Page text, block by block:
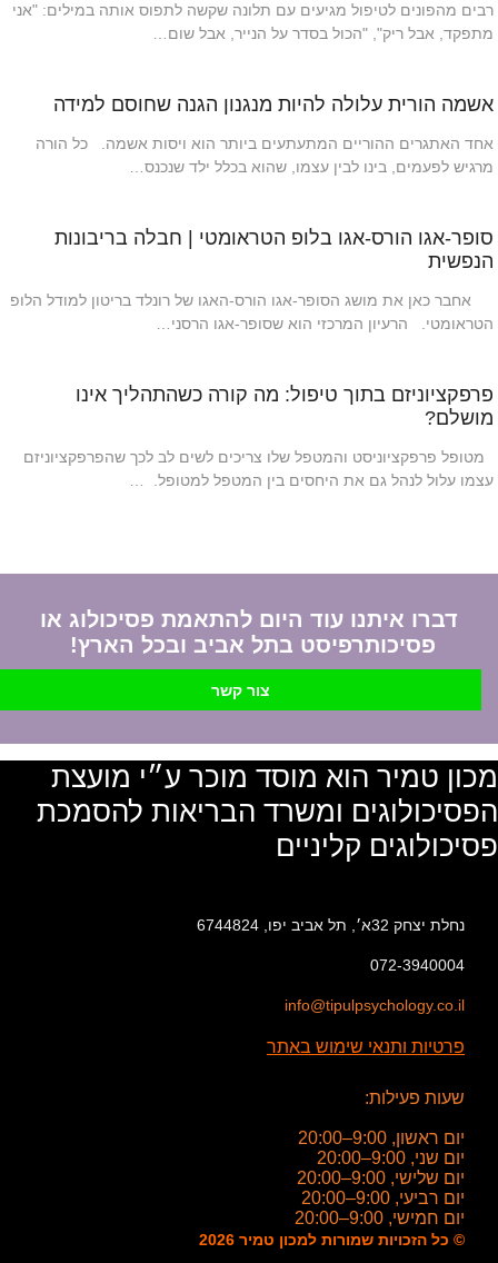
רבים מהפונים לטיפול מגיעים עם תלונה שקשה לתפוס אותה במילים: "אני
מתפקד, אבל ריק", "הכול בסדר על הנייר, אבל שום…
אשמה הורית עלולה להיות מנגנון הגנה שחוסם למידה
אחד האתגרים ההוריים המתעתעים ביותר הוא ויסות אשמה. כל הורה
מרגיש לפעמים, בינו לבין עצמו, שהוא בכלל ילד שנכנס…
סופר-אגו הורס-אגו בלופ הטראומטי | חבלה בריבונות
הנפשית
אחבר כאן את מושג הסופר-אגו הורס-האגו של רונלד בריטון למודל הלופ
הטראומטי. הרעיון המרכזי הוא שסופר-אגו הרסני…
פרפקציוניזם בתוך טיפול: מה קורה כשהתהליך אינו
מושלם?
מטופל פרפקציוניסט והמטפל שלו צריכים לשים לב לכך שהפרפקציוניזם
עצמו עלול לנהל גם את היחסים בין המטפל למטופל. …
דברו איתנו עוד היום להתאמת פסיכולוג או
פסיכותרפיסט בתל אביב ובכל הארץ!
צור קשר
מכון טמיר הוא מוסד מוכר ע״י מועצת
הפסיכולוגים ומשרד הבריאות להסמכת
פסיכולוגים קליניים
נחלת יצחק 32א׳, תל אביב יפו, 6744824
072-3940004
info@tipulpsychology.co.il
פרטיות ותנאי שימוש באתר
שעות פעילות:
יום ראשון, 9:00–20:00
יום שני, 9:00–20:00
יום שלישי, 9:00–20:00
יום רביעי, 9:00–20:00
יום חמישי, 9:00–20:00
© כל הזכויות שמורות למכון טמיר 2026